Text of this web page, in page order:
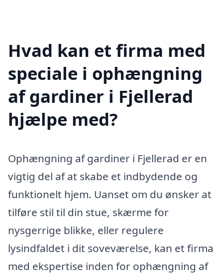
Hvad kan et firma med
speciale i ophængning
af gardiner i Fjellerad
hjælpe med?
Ophængning af gardiner i Fjellerad er en
vigtig del af at skabe et indbydende og
funktionelt hjem. Uanset om du ønsker at
tilføre stil til din stue, skærme for
nysgerrige blikke, eller regulere
lysindfaldet i dit soveværelse, kan et firma
med ekspertise inden for ophængning af